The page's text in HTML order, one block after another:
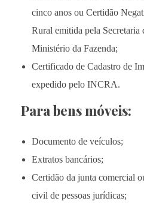
cinco anos ou Certidão
Rural emitida pela Secretaria
Ministério da Fazenda;
Certificado de Cadastro de
expedido pelo INCRA.
Para bens móveis:
Documento de veículos;
Extratos bancários;
Certidão da junta comercial
civil de pessoas jurídicas;